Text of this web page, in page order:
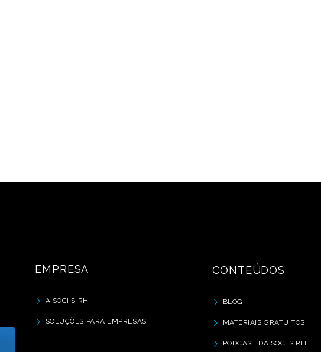
EMPRESA
A SOCIIS RH
SOLUÇÕES PARA EMPRESAS
CONTEÚDOS
BLOG
MATERIAIS GRATUITOS
PODCAST DA SOCIIS RH